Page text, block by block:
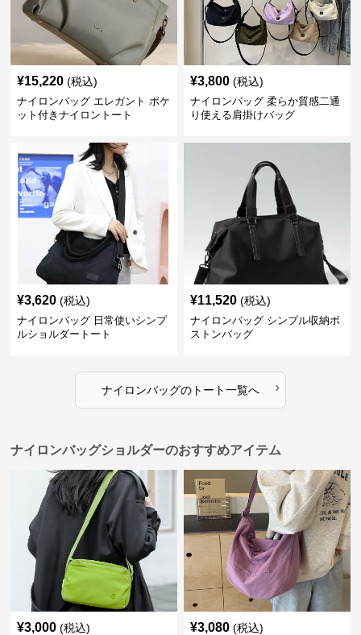
¥15,220 (税込)
ナイロンバッグ エレガント ポケ
ット付きナイロントート
¥3,800 (税込)
ナイロンバッグ 柔らか質感二通
り使える肩掛けバッグ
¥3,620 (税込)
ナイロンバッグ 日常使いシンプ
ルショルダートート
¥11,520 (税込)
ナイロンバッグ シンプル収納ボ
ストンバッグ
ナイロンバッグのトート一覧へ ›
ナイロンバッグショルダーのおすすめアイテム
¥3,000 (税込) ¥3,080 (税込)